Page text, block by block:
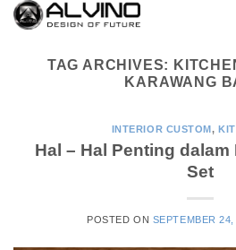
Skip
TAG ARCHIVES:
KARAWANG
INTERIOR CUSTOM,
Hal – Hal Penting
Set
POSTED ON SEPTEMBER